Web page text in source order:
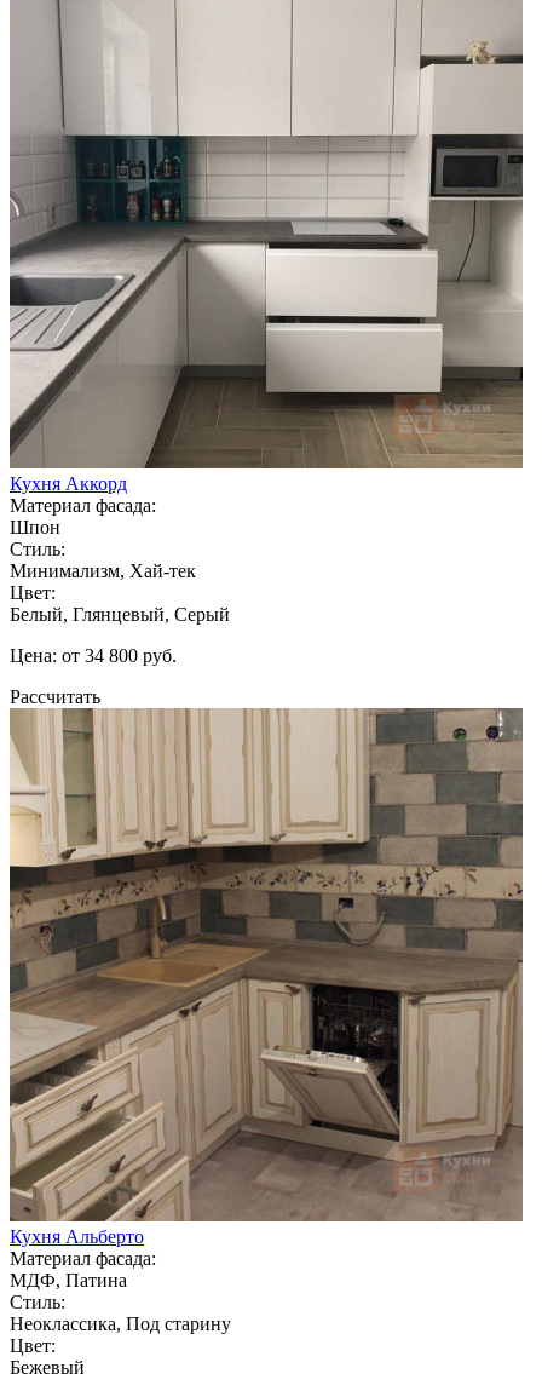
Кухня Аккорд
Материал фасада:
Шпон
Стиль:
Минимализм, Хай-тек
Цвет:
Белый, Глянцевый, Серый
Цена: от 34 800 руб.
Рассчитать
Кухня Альберто
Материал фасада:
МДФ, Патина
Стиль:
Неоклассика, Под старину
Цвет:
Бежевый